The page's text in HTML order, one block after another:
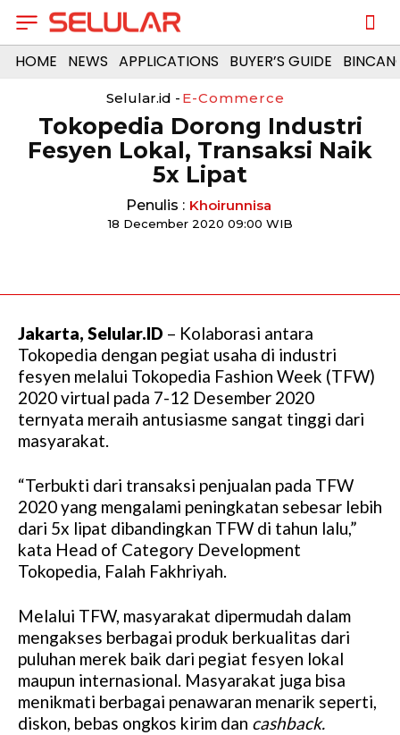
HOME NEWS APPLICATIONS BUYER’S GUIDE
Selular.id - E-Commerce
Tokopedia Dorong Industri
Fesyen Lokal, Transaksi Naik
5x Lipat
Penulis : Khoirunnisa
18 December 2020 09:00 WIB
Jakarta, Selular.ID – Kolaborasi antara
Tokopedia dengan pegiat usaha di industri
fesyen melalui Tokopedia Fashion Week (TFW)
2020 virtual pada 7-12 Desember 2020
ternyata meraih antusiasme sangat tinggi dari
masyarakat.
“Terbukti dari transaksi penjualan pada TFW
2020 yang mengalami peningkatan sebesar lebih
dari 5x lipat dibandingkan TFW di tahun lalu,”
kata Head of Category Development
Tokopedia, Falah Fakhriyah.
Melalui TFW, masyarakat dipermudah dalam
mengakses berbagai produk berkualitas dari
puluhan merek baik dari pegiat fesyen lokal
maupun internasional. Masyarakat juga bisa
menikmati berbagai penawaran menarik seperti,
diskon, bebas ongkos kirim dan cashback.